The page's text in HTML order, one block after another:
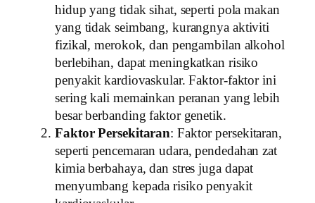
hidup yang tidak sihat, seperti pola makan
yang tidak seimbang, kurangnya aktiviti
fizikal, merokok, dan pengambilan alkohol
berlebihan, dapat meningkatkan risiko
penyakit kardiovaskular. Faktor-faktor ini
sering kali memainkan peranan yang lebih
besar berbanding faktor genetik.
Faktor Persekitaran: Faktor persekitaran,
seperti pencemaran udara, pendedahan zat
kimia berbahaya, dan stres juga dapat
menyumbang kepada risiko penyakit